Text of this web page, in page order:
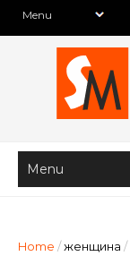
Home /женщина /